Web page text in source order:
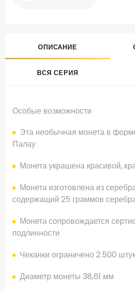
ОПИСАНИЕ
ВСЯ СЕРИЯ
Особые возможности
Эта необычная монета в
Палау
Монетаукрашена красивой,
Монета изготовлена из
содержащий 25 граммов
Монетасопровождается
подлинности
Чеканки ограничено 2.500
Диаметр монеты 38,61 мм